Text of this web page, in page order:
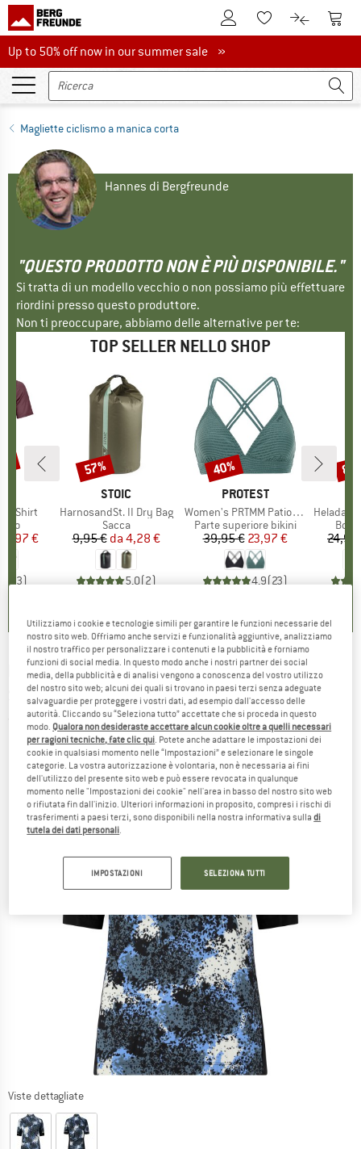
Al conto clienteAlla lista
Al Al
Up to 50% off now in our summer sale
Up to 50% off now in our summer sale »
Magliette ciclismo a manica corta
Hannes di Bergfreunde
"QUESTO PRODOTTO NON È PIÙ DISPONIBILE."
Si tratta di un modello vecchio o non possiamo più effettuare
riordini presso questo produttore.
Non ti preoccupare, abbiamo delle alternative per te:
TOP SELLER NELLO SHOP
T-Shirt
ridotto
€
( 3)
MARCHIO
STOIC
Articolo
HarnosandSt. II Dry Bag
Gruppo di prodotti
Sacca
Prezzo
9,95 € Prezzo ridotto
da 4,28 €
5,0(2)
Sconto
57%
MARCHIO
PROTEST
Articolo
Women's PRTMM Patio Triangle
Gruppo di prodotti
Parte superiore bikini
Prezzo
39,95 €Prezzo ridotto
23,97 €
4,9(23)
Sconto
40%
Articolo
HeladagenSt.
24,95
ENDURANCE -Women's Jetti Cycling MTB S/S
Shirt - Maglietta da ciclismo
(0)
Viste dettagliate
Utilizziamo i cookie e tecnologie simili per garantire le funzioni necessarie del
nostro sito web. Offriamo anche servizi e funzionalità aggiuntive, analizziamo
il nostro traffico per personalizzare i contenuti e la pubblicità e forniamo
funzioni di social media. In questo modo anche i nostri partner dei social
media, della pubblicità e di analisi vengono a conoscenza del vostro utilizzo
del nostro sito web; alcuni dei quali si trovano in paesi terzi senza adeguate
salvaguardie per proteggere i vostri dati, ad esempio dall'accesso delle
autorità. Cliccando su “Seleziona tutto” accettate che si proceda in questo
modo. Qualora non desideraste accettare alcun cookie oltre a quelli necessari
per ragioni tecniche, fate clic qui. Potete anche adattare le impostazioni dei
cookie in qualsiasi momento nelle “Impostazioni” e selezionare le singole
categorie. La vostra autorizzazione è volontaria, non è necessaria ai fini
dell'utilizzo del presente sito web e può essere revocata in qualunque
momento nelle "Impostazioni dei cookie" nell'area in basso del nostro sito web
o rifiutata fin dall'inizio. Ulteriori informazioni in proposito, compresi i rischi di
trasferimenti a paesi terzi, sono disponibili nella nostra informativa sulladi
tutela dei dati personali.
IMPOSTAZIONI SELEZIONA TUTTI